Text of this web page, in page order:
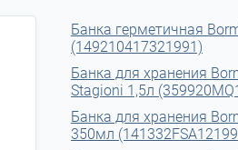
Банка герметичная
(149210417321991)
Банка для хранения
Stagioni 1,5л
Банка для хранения
350мл